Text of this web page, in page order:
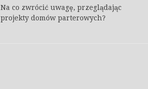
Na co zwrócić uwagę, przeglądając
projekty domów parterowych?